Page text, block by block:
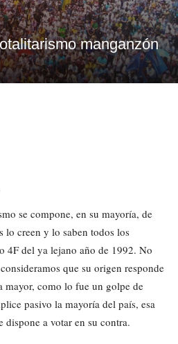
manganzón
se compone, en su mayoría, de
lo creen y lo saben todos los
4F del ya lejano año de 1992. No
que su origen responde
mayor, como lo fue un golpe de
pasivo la mayoría del país, esa
dispone a votar en su contra.